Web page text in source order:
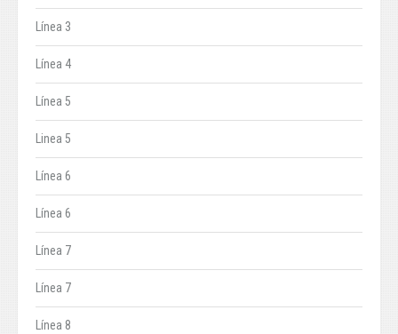
Línea 3
Línea 4
Línea 5
Linea 5
Línea 6
Línea 6
Línea 7
Línea 7
Línea 8